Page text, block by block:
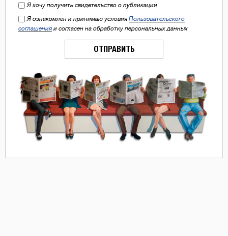
Я хочу получить свидетельство о публикации
Я ознакомлен и принимаю условия Пользовательского
соглашения и согласен на обработку персональных данных
ОТПРАВИТЬ